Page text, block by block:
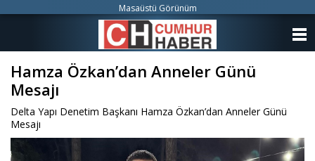
Hamza Özkan’dan Anneler Günü
Mesajı
Delta Yapı Denetim Başkanı Hamza Özkan’dan Anneler Günü
Mesajı
Masaüstü Görünüm
KATEGORİLER